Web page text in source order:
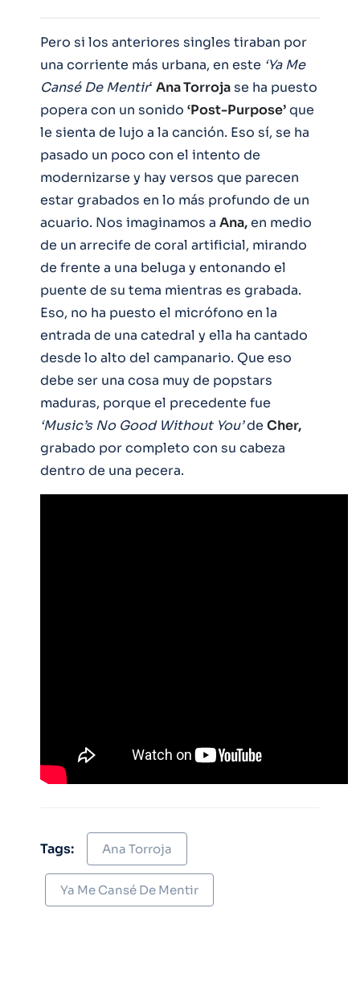
Pero si los anteriores singles tiraban por
una corriente más urbana, en este ‘Ya Me
Cansé De Mentir‘ Ana Torrojase ha puesto
popera con un sonido ‘Post-Purpose’que
le sienta de lujo a la canción. Eso sí, se ha
pasado un poco con el intento de
modernizarse y hay versos que parecen
estar grabados en lo más profundo de un
acuario. Nos imaginamos a Ana,en medio
de un arrecife de coral artificial, mirando
de frente a una beluga y entonando el
puente de su tema mientras es grabada.
Eso, no ha puesto el micrófono en la
entrada de una catedral y ella ha cantado
desde lo alto del campanario. Que eso
debe ser una cosa muy de popstars
maduras, porque el precedente fue
‘Music’s No Good Without You’de Cher,
grabado por completo con su cabeza
dentro de una pecera.
Tags: Ana Torroja
Ya Me Cansé De Mentir